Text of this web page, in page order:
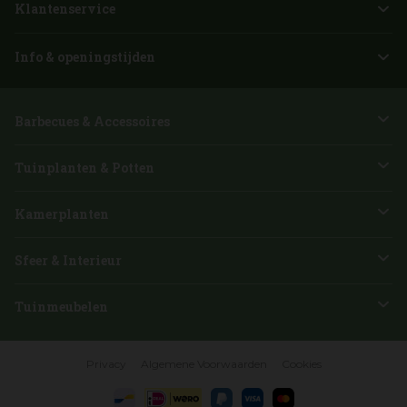
Klantenservice
Info & openingstijden